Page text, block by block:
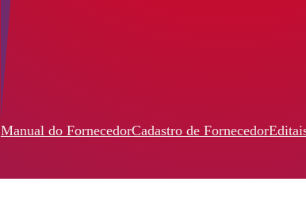
Manual do FornecedorCadastro de Fornecedor